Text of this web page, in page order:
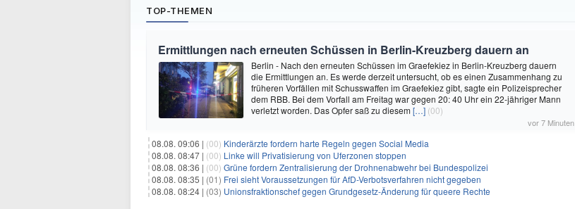
TOP-THEMEN
Ermittlungen nach erneuten Schüssen in Berlin-Kreuzberg dauern an
Berlin - Nach den erneuten Schüssen im Graefekiez in Berlin-Kreuzberg dauern
die Ermittlungen an. Es werde derzeit untersucht, ob es einen Zusammenhang zu
früheren Vorfällen mit Schusswaffen im Graefekiez gibt, sagte ein Polizeisprecher
dem RBB. Bei dem Vorfall am Freitag war gegen 20: 40 Uhr ein 22-jähriger Mann
verletzt worden. Das Opfer saß zu diesem[…] (00)
vor 7 Minuten
08.08. 09:06 | (00) Kinderärzte fordern harte Regeln gegen Social Media
08.08. 08:47 | (00) Linke will Privatisierung von Uferzonen stoppen
08.08. 08:36 | (00) Grüne fordern Zentralisierung der Drohnenabwehr bei Bundespolizei
08.08. 08:35 | (01) Frei sieht Voraussetzungen für AfD-Verbotsverfahren nicht gegeben
08.08. 08:24 | (03) Unionsfraktionschef gegen Grundgesetz-Änderung für queere Rechte